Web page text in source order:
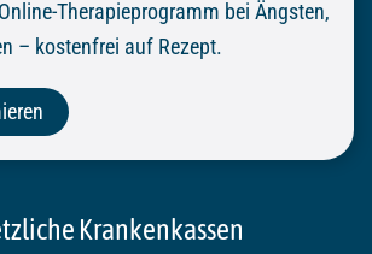
Therapieprogramm bei Ängsten,
– kostenfrei auf Rezept.
Krankenkassen